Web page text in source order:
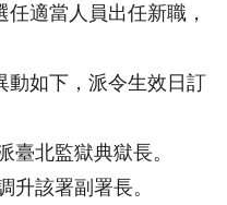
適當人員出任新職，
動如下，派令生效日訂
臺北監獄典獄長。
升該署副署長。